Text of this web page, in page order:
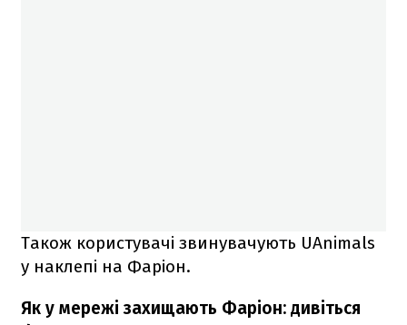
Також користувачі звинувачують UAnimals
у наклепі на Фаріон.
Як у мережі захищають Фаріон: дивіться